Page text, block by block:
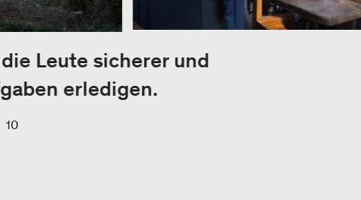
Leute sicherer und
erledigen.
10